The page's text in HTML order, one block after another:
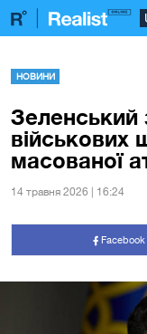
НОВИНИ
Зеленський
військових
масованої
14 травня 2026 | 16:24
Facebook